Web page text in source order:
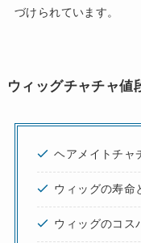
づけられています。
ウィッグチャチャ値
ヘアメイトチャ
ウィッグの寿命
ウィッグのコス